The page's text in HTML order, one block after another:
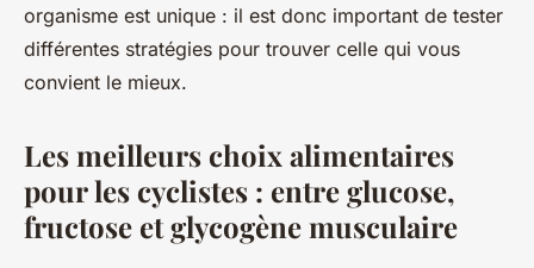
organisme est unique : il est donc important de tester
différentes stratégies pour trouver celle qui vous
convient le mieux.
Les meilleurs choix alimentaires
pour les cyclistes : entre glucose,
fructose et glycogène musculaire